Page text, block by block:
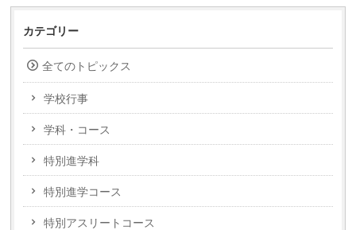
カテゴリー
全てのトピックス
学校行事
学科・コース
特別進学科
特別進学コース
特別アスリートコース